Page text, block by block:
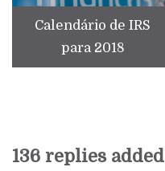
Calendário de IRS
para 2018
136 replies added